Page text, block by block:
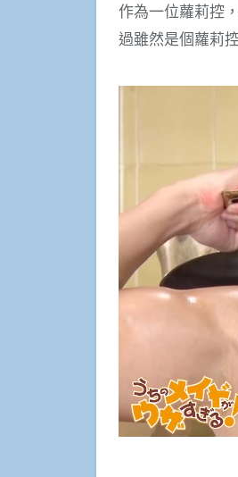
作為一位蘿莉控
過雖然是個蘿莉